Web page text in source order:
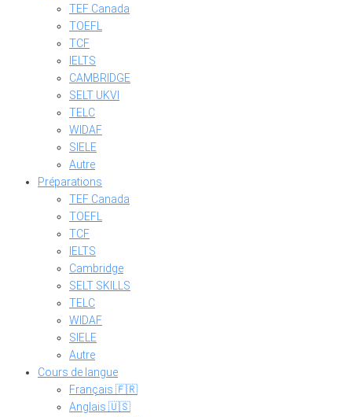
TEF Canada
TOEFL
TCF
IELTS
CAMBRIDGE
SELT UKVI
TELC
WIDAF
SIELE
Autre
Préparations
TEF Canada
TOEFL
TCF
IELTS
Cambridge
SELT SKILLS
TELC
WIDAF
SIELE
Autre
Cours de langue
Français 🇫🇷
Anglais 🇺🇸